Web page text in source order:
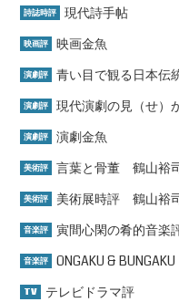
詩誌時評 現代詩手帖
映画評 映画金魚
演劇評 青い目で観る日本
演劇評 現代演劇の見（せ
演劇評 演劇金魚
美術評 言葉と骨董 鶴山裕
美術評 美術展時評 鶴山裕
音楽評 寅間心閑の肴的音楽
音楽評 ONGAKU & BUNGAKU
TV テレビドラマ評